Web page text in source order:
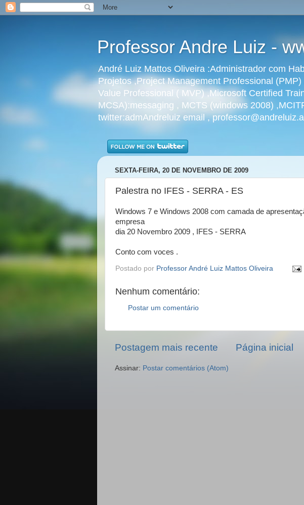
Professor Andre Luiz -
André Luiz Mattos Oliveira :Administrador com
Projetos ,Project Management Professional
Value Professional ( MVP) ,Microsoft Certified
MCSA):messaging , MCTS (windows 2008)
twitter:admAndreluiz email ,
SEXTA-FEIRA, 20 DE NOVEMBRO DE 2009
Palestra no IFES - SERRA - ES
Windows 7 e Windows 2008 com camada de
empresa
dia 20 Novembro 2009 , IFES - SERRA
Conto com voces .
Postado por Professor André Luiz Mattos Oliveira
Nenhum comentário:
Postar um comentário
Postagem mais recente Página inicial
Assinar: Postar comentários (Atom)